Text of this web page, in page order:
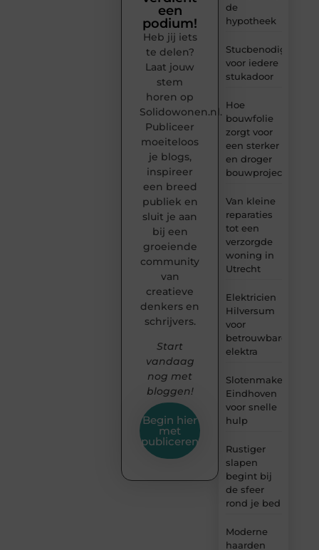
de
hypotheek
Stucbenodigheden
voor iedere
stukadoor
Hoe
bouwfolie
zorgt voor
een sterker
en droger
bouwproject
Van kleine
reparaties
tot een
verzorgde
woning in
Utrecht
Elektricien
Hilversum
voor
betrouwbare
elektra
Slotenmaker
Eindhoven
voor snelle
hulp
Rustiger
slapen
begint bij
de sfeer
rond je bed
Moderne
haarden
een
podium!
Heb jij iets
te delen?
Laat jouw
stem
horen op
Solidowonen.nl.
Publiceer
moeiteloos
je blogs,
inspireer
een breed
publiek en
sluit je aan
bij een
groeiende
community
van
creatieve
denkers en
schrijvers.
Start
vandaag
nog met
bloggen!
Begin hier
met
publiceren